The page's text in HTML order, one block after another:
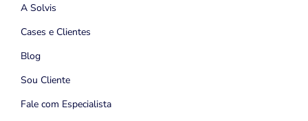
A Solvis
Cases e Clientes
Blog
Sou Cliente
Fale com Especialista